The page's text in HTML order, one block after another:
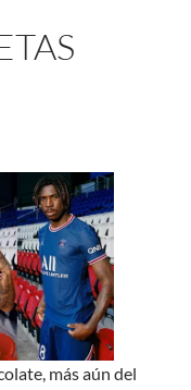
más aún del